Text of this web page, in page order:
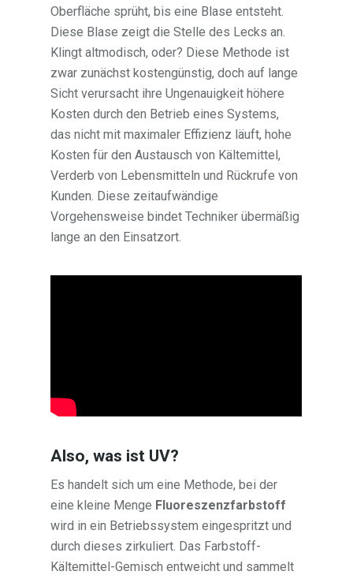
Oberfläche sprüht, bis eine Blase entsteht.
Diese Blase zeigt die Stelle des Lecks an.
Klingt altmodisch, oder? Diese Methode ist
zwar zunächst kostengünstig, doch auf lange
Sicht verursacht ihre Ungenauigkeit höhere
Kosten durch den Betrieb eines Systems,
das nicht mit maximaler Effizienz läuft, hohe
Kosten für den Austausch von Kältemittel,
Verderb von Lebensmitteln und Rückrufe von
Kunden. Diese zeitaufwändige
Vorgehensweise bindet Techniker übermäßig
lange an den Einsatzort.
Also, was ist UV?
Es handelt sich um eine Methode, bei der
eine kleine Menge Fluoreszenzfarbstoff
wird in ein Betriebssystem eingespritzt und
durch dieses zirkuliert. Das Farbstoff-
Kältemittel-Gemisch entweicht und sammelt